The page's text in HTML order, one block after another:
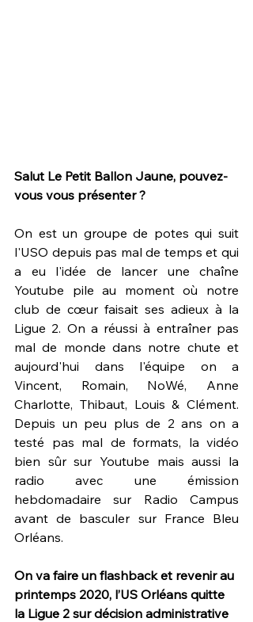
Salut Le Petit Ballon Jaune, pouvez-
vous vous présenter ?
On est un groupe de potes qui suit
l'USO depuis pas mal de temps et qui
a eu l'idée de lancer une chaîne
Youtube pile au moment où notre
club de cœur faisait ses adieux à la
Ligue 2. On a réussi à entraîner pas
mal de monde dans notre chute et
aujourd'hui dans l'équipe on a
Vincent, Romain, NoWé, Anne
Charlotte, Thibaut, Louis & Clément.
Depuis un peu plus de 2 ans on a
testé pas mal de formats, la vidéo
bien sûr sur Youtube mais aussi la
radio avec une émission
hebdomadaire sur Radio Campus
avant de basculer sur France Bleu
Orléans.
On va faire un flashback et revenir au
printemps 2020, l’US Orléans quitte
la Ligue 2 sur décision administrative